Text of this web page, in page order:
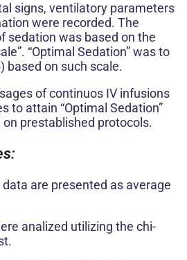
signs, ventilatory parameters
were recorded. The
sedation was based on the
“Optimal Sedation” was to
based on such scale.
of continuos IV infusions
to attain “Optimal Sedation”
prestablished protocols.
:
are presented as average
analized utilizing the chi-